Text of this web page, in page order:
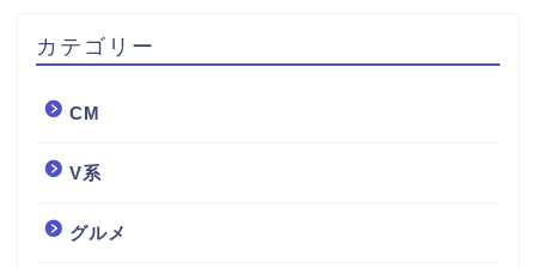
カテゴリー
CM
V系
グルメ